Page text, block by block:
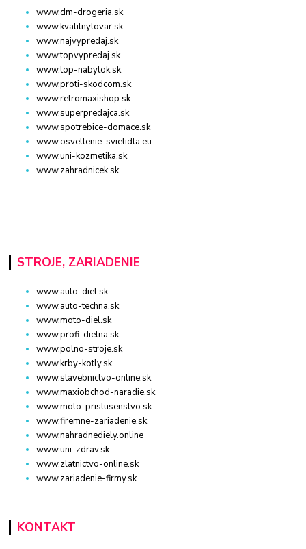
www.dm-drogeria.sk
www.kvalitnytovar.sk
www.najvypredaj.sk
www.topvypredaj.sk
www.top-nabytok.sk
www.proti-skodcom.sk
www.retromaxishop.sk
www.superpredajca.sk
www.spotrebice-domace.sk
www.osvetlenie-svietidla.eu
www.uni-kozmetika.sk
www.zahradnicek.sk
STROJE, ZARIADENIE
www.auto-diel.sk
www.auto-techna.sk
www.moto-diel.sk
www.profi-dielna.sk
www.polno-stroje.sk
www.krby-kotly.sk
www.stavebnictvo-online.sk
www.maxiobchod-naradie.sk
www.moto-prislusenstvo.sk
www.firemne-zariadenie.sk
www.nahradnediely.online
www.uni-zdrav.sk
www.zlatnictvo-online.sk
www.zariadenie-firmy.sk
KONTAKT